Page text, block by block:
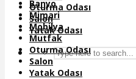
Oturma Odası
Salon
Yatak Odası
Banyo
Mimari
Mobilya
Mutfak
Oturma Odası
Salon
Yatak Odası